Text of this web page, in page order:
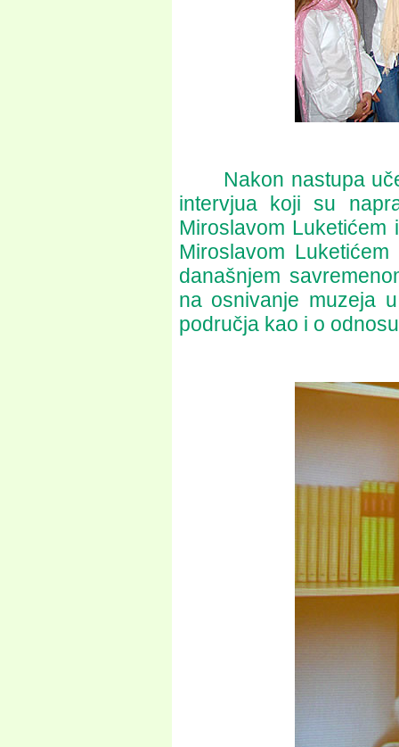
Nakon nastupa
intervjua koji su
Miroslavom Luketićem
Miroslavom
današnjem
na osnivanje muzeja
područja kao i o